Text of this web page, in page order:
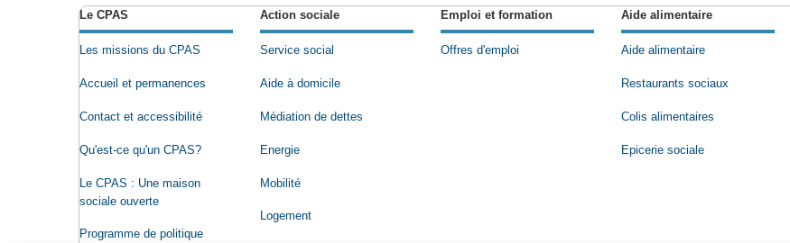
document
Le CPAS
Les missions du CPAS
Accueil et permanences
Contact et accessibilité
Qu'est-ce qu'un CPAS?
Le CPAS : Une maison
sociale ouverte
Programme de politique
Action sociale
Service social
Aide à domicile
Médiation de dettes
Energie
Mobilité
Logement
Emploi et formation
Offres d'emploi
Aide alimentaire
Aide alimentaire
Restaurants sociaux
Colis alimentaires
Epicerie sociale